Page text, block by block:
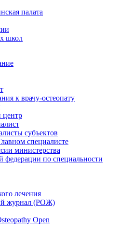
палата
школ
к врачу-остеопату
центр
субъектов
специалисте
министерства
федерации по специальности
лечения
журнал (РОЖ)
Open